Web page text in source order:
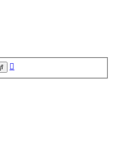
Rechercher